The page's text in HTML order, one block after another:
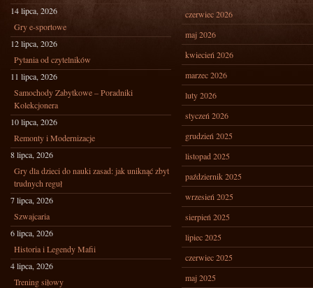
14 lipca, 2026
Gry e-sportowe
12 lipca, 2026
Pytania od czytelników
11 lipca, 2026
Samochody Zabytkowe – Poradniki
Kolekcjonera
10 lipca, 2026
Remonty i Modernizacje
8 lipca, 2026
Gry dla dzieci do nauki zasad: jak uniknąć zbyt
trudnych reguł
7 lipca, 2026
Szwajcaria
6 lipca, 2026
Historia i Legendy Mafii
4 lipca, 2026
Trening siłowy
czerwiec 2026
maj 2026
kwiecień 2026
marzec 2026
luty 2026
styczeń 2026
grudzień 2025
listopad 2025
październik 2025
wrzesień 2025
sierpień 2025
lipiec 2025
czerwiec 2025
maj 2025